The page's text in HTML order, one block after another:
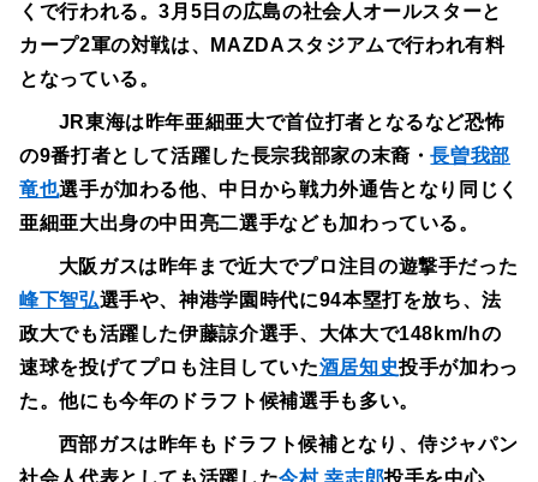
くで行われる。3月5日の広島の社会人オールスターと
カープ2軍の対戦は、MAZDAスタジアムで行われ有料
となっている。
JR東海は昨年亜細亜大で首位打者となるなど恐怖
の9番打者として活躍した長宗我部家の末裔・長曽我部
竜也選手が加わる他、中日から戦力外通告となり同じく
亜細亜大出身の中田亮二選手なども加わっている。
大阪ガスは昨年まで近大でプロ注目の遊撃手だった
峰下智弘選手や、神港学園時代に94本塁打を放ち、法
政大でも活躍した伊藤諒介選手、大体大で148km/hの
速球を投げてプロも注目していた酒居知史投手が加わっ
た。他にも今年のドラフト候補選手も多い。
西部ガスは昨年もドラフト候補となり、侍ジャパン
社会人代表としても活躍した今村 幸志郎投手を中心